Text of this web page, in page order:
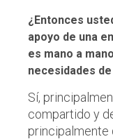
¿Entonces
apoyo de una
es mano a
necesidades
Sí,
compartido y
principalmente